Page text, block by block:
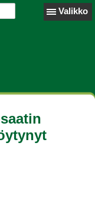
Valikko